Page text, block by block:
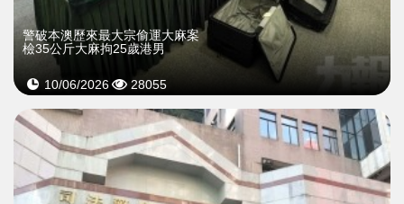
警破本澳歷來最大宗偷運大麻案
檢35公斤大麻拘25歲港男
10/06/2026 28055